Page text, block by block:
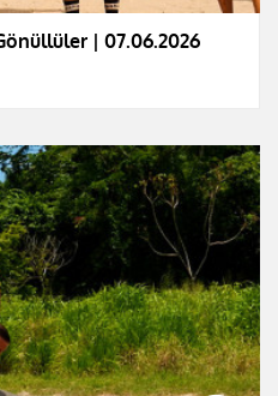
| 07.06.2026